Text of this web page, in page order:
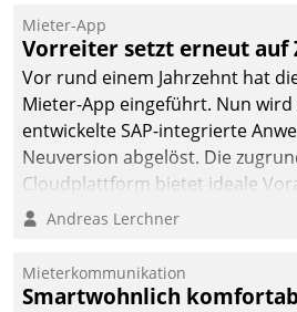
Mieter-App
Vorreiter setzt erneut auf
Vor rund einem Jahrzehnt hat
Mieter-App eingeführt. Nun
entwickelte SAP-integrierte
Neuversion abgelöst. Die
Cloudplattform bietet ideale
die Funktionalität der App zu
integrieren.
Andreas Lerchner
Mieterkommunikation
Smartwohnlich